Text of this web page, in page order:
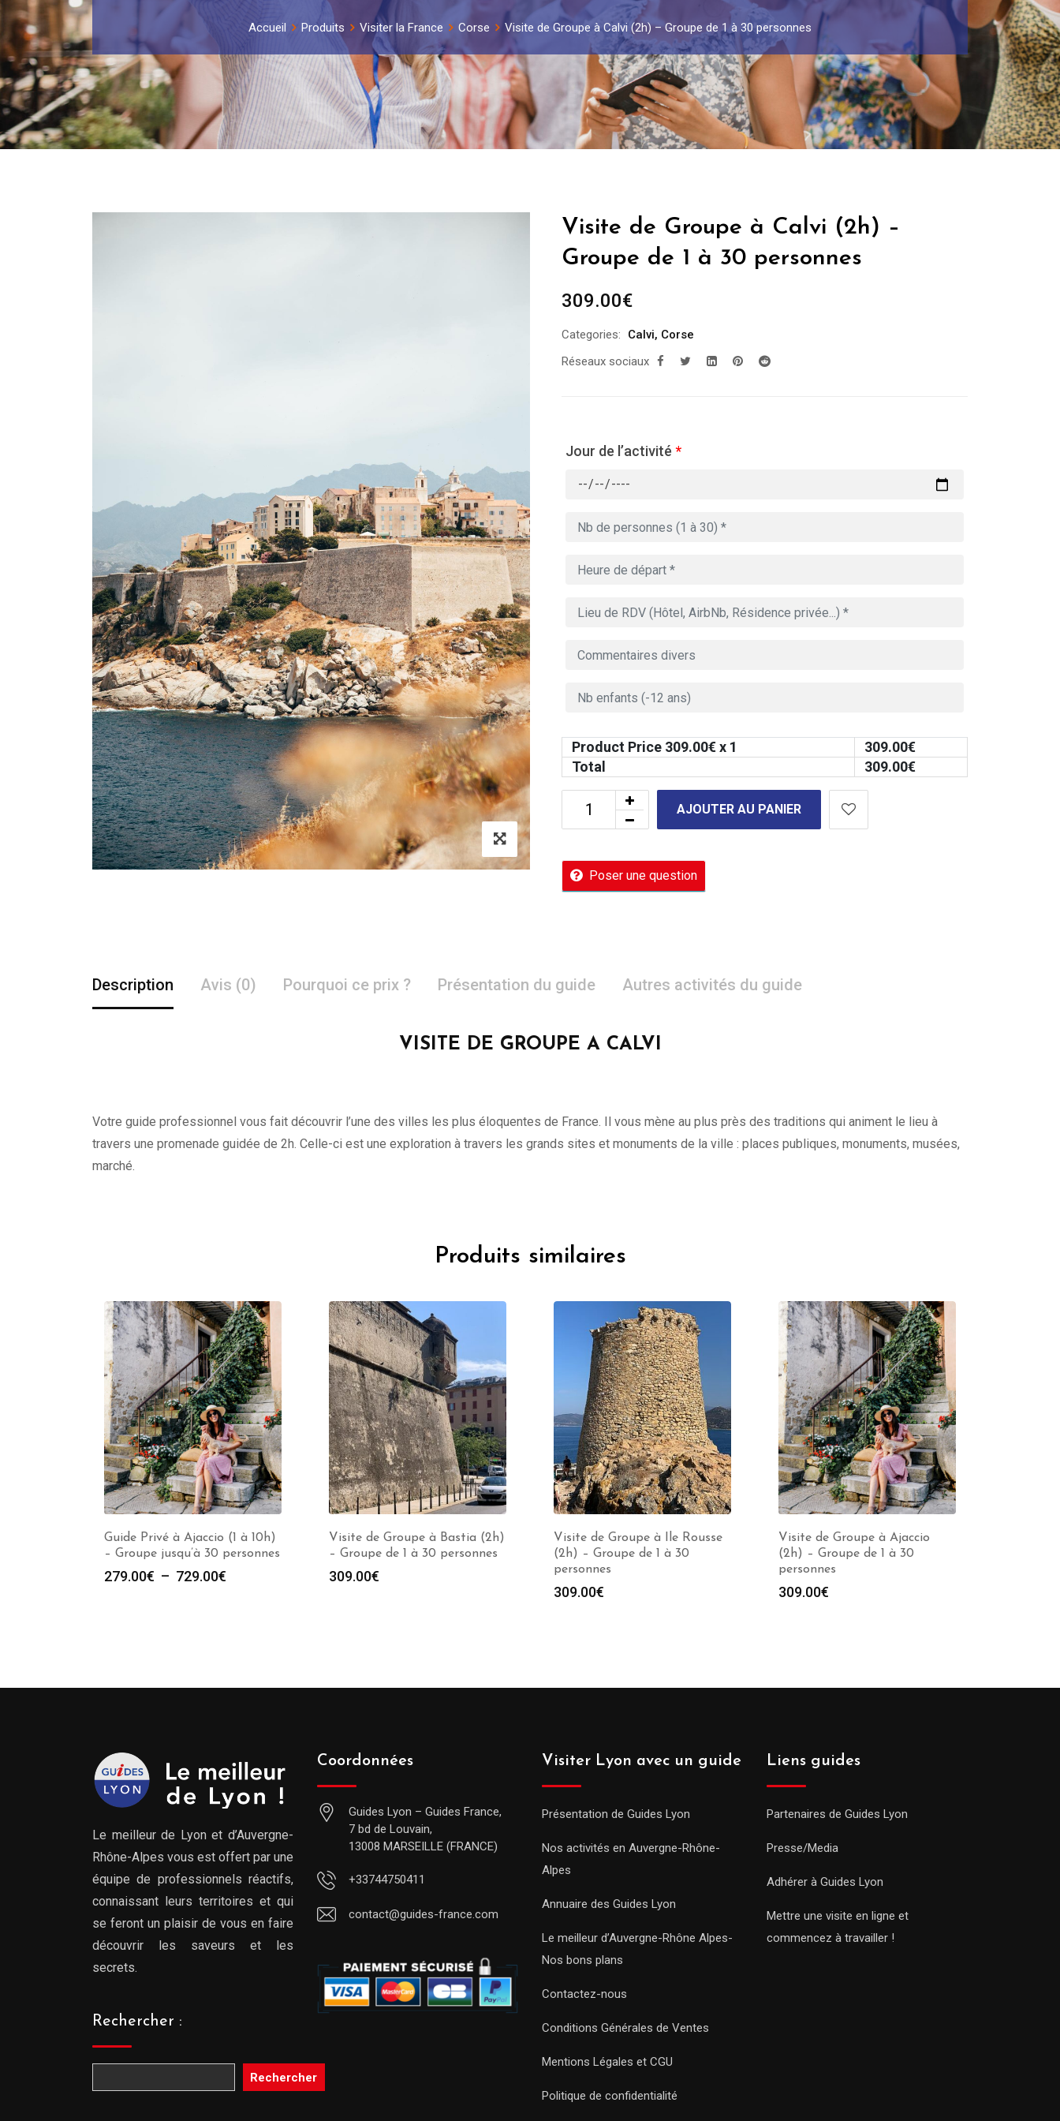
Accueil Produits Visiter la France Corse Visite de Groupe à Calvi (2h) – Groupe de 1 à 30 personnes
Visite de Groupe à Calvi (2h) –
Groupe de 1 à 30 personnes
309.00€
Categories: Calvi, Corse
Réseaux sociaux
Jour de l’activité *
Product Price 309.00€ x 1 309.00€
Total
309.00€
AJOUTER AU PANIER
Poser une question
Description Avis (0) Pourquoi ce prix ? Présentation du guide Autres activités du guide
VISITE DE GROUPE A CALVI
Votre guide professionnel vous fait découvrir l’une des villes les plus éloquentes de France. Il vous mène au plus près des traditions qui animent le lieu à
travers une promenade guidée de 2h. Celle-ci est une exploration à travers les grands sites et monuments de la ville : places publiques, monuments, musées,
marché.
Produits similaires
Guide Privé à Ajaccio (1 à 10h)
– Groupe jusqu’à 30 personnes
279.00€ – 729.00€
Visite de Groupe à Bastia (2h)
– Groupe de 1 à 30 personnes
309.00€
Visite de Groupe à Ile Rousse
(2h) – Groupe de 1 à 30
personnes
309.00€
Visite de Groupe à Ajaccio
(2h) – Groupe de 1 à 30
personnes
309.00€
Le meilleur de Lyon et d’Auvergne-
Rhône-Alpes vous est offert par une
équipe de professionnels réactifs,
connaissant leurs territoires et qui
se feront un plaisir de vous en faire
découvrir les saveurs et les
secrets.
Rechercher :
Rechercher
Coordonnées
Guides Lyon – Guides France,
7 bd de Louvain,
13008 MARSEILLE (FRANCE)
+33744750411
contact@guides-france.com
Visiter Lyon avec un guide
Présentation de Guides Lyon
Nos activités en Auvergne-Rhône-
Alpes
Annuaire des Guides Lyon
Le meilleur d’Auvergne-Rhône Alpes-
Nos bons plans
Contactez-nous
Conditions Générales de Ventes
Mentions Légales et CGU
Politique de confidentialité
Liens guides
Partenaires de Guides Lyon
Presse/Media
Adhérer à Guides Lyon
Mettre une visite en ligne et
commencez à travailler !